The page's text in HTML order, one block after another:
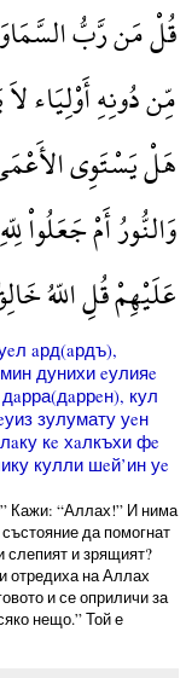
قُلْ مَن رَّبُّ
مِّن دُونِهِ أَوْلِيَاء
هَلْ يَسْتَوِي
وَالنُّورُ أَمْ جَعَلُواْ
عَلَيْهِمْ قُلِ اللّهُ
aрд(aрдъ),
дунихи eулияe
кул
зулумату уeн
кe хaлкъхи фe
кулли шeй’ин уe
Кажи: “Аллах!” И нима
да помогнат
слепият и зрящият?
отредиха на Аллах
и се оприличи за
нещо.” Той е